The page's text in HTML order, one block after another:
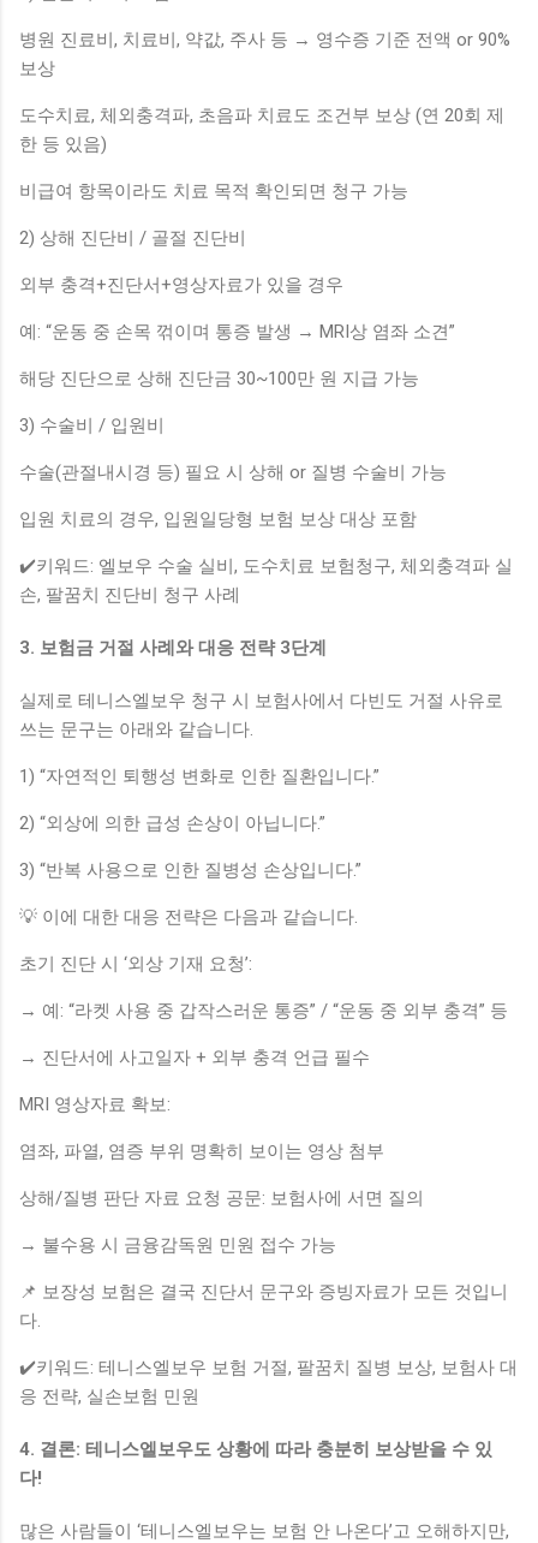
병원 진료비, 치료비, 약값, 주사 등 → 영수증 기준 전액 or 90%
보상
도수치료, 체외충격파, 초음파 치료도 조건부 보상 (연 20회 제
한 등 있음)
비급여 항목이라도 치료 목적 확인되면 청구 가능
2) 상해 진단비 / 골절 진단비
외부 충격+진단서+영상자료가 있을 경우
예: “운동 중 손목 꺾이며 통증 발생 → MRI상 염좌 소견”
해당 진단으로 상해 진단금 30~100만 원 지급 가능
3) 수술비 / 입원비
수술(관절내시경 등) 필요 시 상해 or 질병 수술비 가능
입원 치료의 경우, 입원일당형 보험 보상 대상 포함
✔️키워드: 엘보우 수술 실비, 도수치료 보험청구, 체외충격파 실
손, 팔꿈치 진단비 청구 사례
3. 보험금 거절 사례와 대응 전략 3단계
실제로 테니스엘보우 청구 시 보험사에서 다빈도 거절 사유로
쓰는 문구는 아래와 같습니다.
1) “자연적인 퇴행성 변화로 인한 질환입니다.”
2) “외상에 의한 급성 손상이 아닙니다.”
3) “반복 사용으로 인한 질병성 손상입니다.”
💡 이에 대한 대응 전략은 다음과 같습니다.
초기 진단 시 ‘외상 기재 요청’:
→ 예: “라켓 사용 중 갑작스러운 통증” / “운동 중 외부 충격” 등
→ 진단서에 사고일자 + 외부 충격 언급 필수
MRI 영상자료 확보:
염좌, 파열, 염증 부위 명확히 보이는 영상 첨부
상해/질병 판단 자료 요청 공문: 보험사에 서면 질의
→ 불수용 시 금융감독원 민원 접수 가능
📌 보장성 보험은 결국 진단서 문구와 증빙자료가 모든 것입니
다.
✔️키워드: 테니스엘보우 보험 거절, 팔꿈치 질병 보상, 보험사 대
응 전략, 실손보험 민원
4. 결론: 테니스엘보우도 상황에 따라 충분히 보상받을 수 있
다!
많은 사람들이 ‘테니스엘보우는 보험 안 나온다’고 오해하지만,